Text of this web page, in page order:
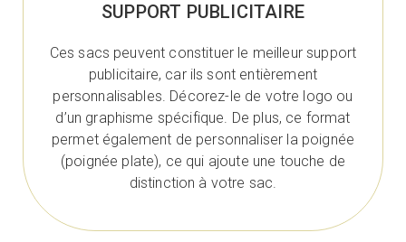
SUPPORT PUBLICITAIRE
Ces sacs peuvent constituer le meilleur support
publicitaire, car ils sont entièrement
personnalisables. Décorez-le de votre logo ou
d’un graphisme spécifique. De plus, ce format
permet également de personnaliser la poignée
(poignée plate), ce qui ajoute une touche de
distinction à votre sac.